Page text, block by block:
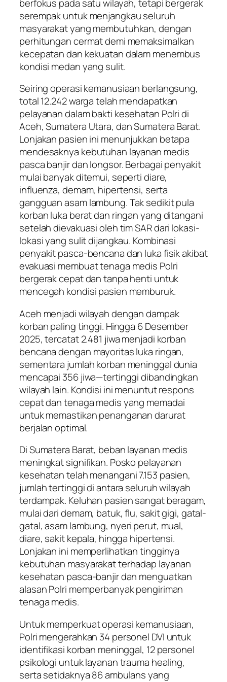
berfokus pada satu wilayah, tetapi bergerak
serempak untuk menjangkau seluruh
masyarakat yang membutuhkan, dengan
perhitungan cermat demi memaksimalkan
kecepatan dan kekuatan dalam menembus
kondisi medan yang sulit.
Seiring operasi kemanusiaan berlangsung,
total 12.242 warga telah mendapatkan
pelayanan dalam bakti kesehatan Polri di
Aceh, Sumatera Utara, dan Sumatera Barat.
Lonjakan pasien ini menunjukkan betapa
mendesaknya kebutuhan layanan medis
pasca banjir dan longsor. Berbagai penyakit
mulai banyak ditemui, seperti diare,
influenza, demam, hipertensi, serta
gangguan asam lambung. Tak sedikit pula
korban luka berat dan ringan yang ditangani
setelah dievakuasi oleh tim SAR dari lokasi-
lokasi yang sulit dijangkau. Kombinasi
penyakit pasca-bencana dan luka fisik akibat
evakuasi membuat tenaga medis Polri
bergerak cepat dan tanpa henti untuk
mencegah kondisi pasien memburuk.
Aceh menjadi wilayah dengan dampak
korban paling tinggi. Hingga 6 Desember
2025, tercatat 2.481 jiwa menjadi korban
bencana dengan mayoritas luka ringan,
sementara jumlah korban meninggal dunia
mencapai 356 jiwa—tertinggi dibandingkan
wilayah lain. Kondisi ini menuntut respons
cepat dan tenaga medis yang memadai
untuk memastikan penanganan darurat
berjalan optimal.
Di Sumatera Barat, beban layanan medis
meningkat signifikan. Posko pelayanan
kesehatan telah menangani 7.153 pasien,
jumlah tertinggi di antara seluruh wilayah
terdampak. Keluhan pasien sangat beragam,
mulai dari demam, batuk, flu, sakit gigi, gatal-
gatal, asam lambung, nyeri perut, mual,
diare, sakit kepala, hingga hipertensi.
Lonjakan ini memperlihatkan tingginya
kebutuhan masyarakat terhadap layanan
kesehatan pasca-banjir dan menguatkan
alasan Polri memperbanyak pengiriman
tenaga medis.
Untuk memperkuat operasi kemanusiaan,
Polri mengerahkan 34 personel DVI untuk
identifikasi korban meninggal, 12 personel
psikologi untuk layanan trauma healing,
serta setidaknya 86 ambulans yang